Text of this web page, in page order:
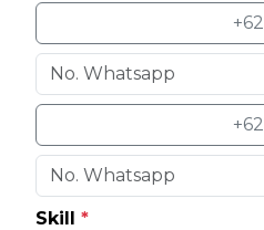
+62
+62
Skill *